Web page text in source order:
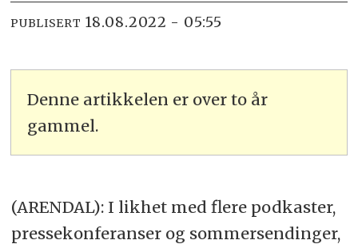
PUBLISERT 18.08.2022 - 05:55
Denne artikkelen er over to år
gammel.
(ARENDAL): I likhet med flere podkaster,
pressekonferanser og sommersendinger,